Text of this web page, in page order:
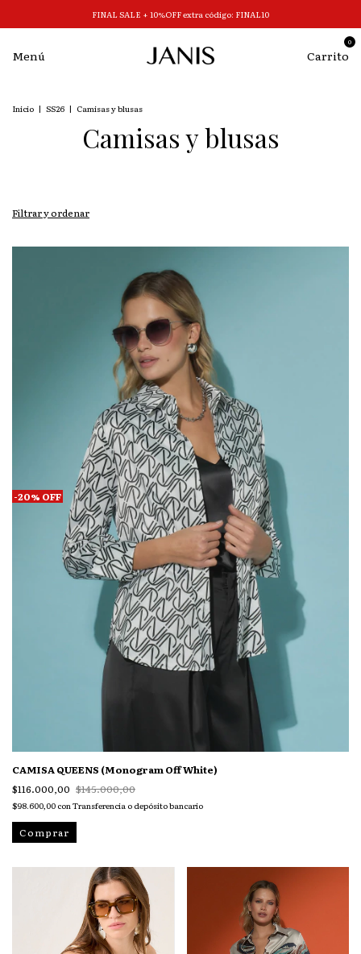
FINAL SALE + 10%OFF extra código: FINAL10
Menú Carrito
0
Inicio | SS26 | Camisas y blusas
Camisas y blusas
Filtrar y ordenar
-20% OFF
CAMISA QUEENS (Monogram Off White)
$116.000,00 $145.000,00
$98.600,00 conTransferencia o depósito bancario
Comprar